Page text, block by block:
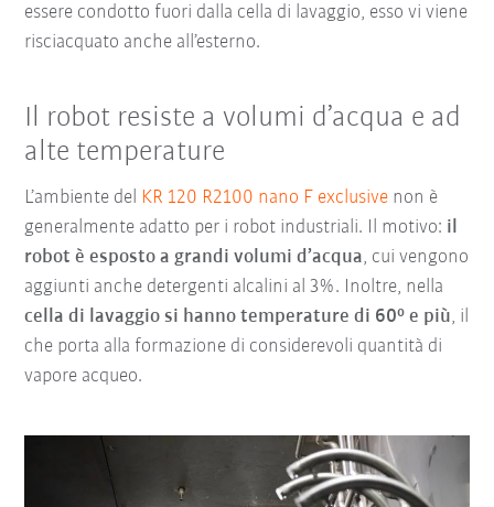
essere condotto fuori dalla cella di lavaggio, esso vi viene
risciacquato anche all’esterno.
Il robot resiste a volumi d’acqua e ad
alte temperature
L’ambiente del KR 120 R2100 nano F exclusive non è
generalmente adatto per i robot industriali. Il motivo: il
robot è esposto a grandi volumi d’acqua, cui vengono
aggiunti anche detergenti alcalini al 3%. Inoltre, nella
cella di lavaggio si hanno temperature di 60° e più, il
che porta alla formazione di considerevoli quantità di
vapore acqueo.